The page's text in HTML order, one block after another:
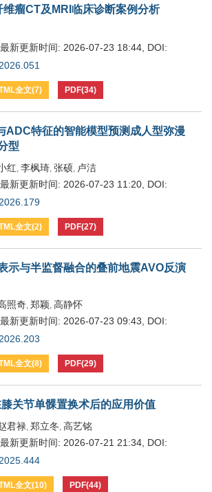
维瘤CT及MRI临床诊断案例分析
最新更新时间: 2026-07-23 18:44 DOI:
全文(7) PDF(34)
ADC特征的智能模型预测成人型弥漫
型
红, 李枫琦, 张硕, 卢洁
最新更新时间: 2026-07-23 11:20 DOI:
全文(2) PDF(27)
示与半监督融合的叠前地震AVO反演
照奇, 郑颖, 高静怀
最新更新时间: 2026-07-23 09:43
DOI:
全文(8) PDF(29)
关节单髁置换术后的应用价值
君禄, 郑立冬, 高艺铭
最新更新时间: 2026-07-21 21:34 DOI:
全文(10) PDF(44)